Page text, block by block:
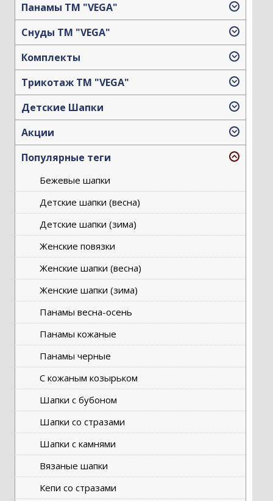
Панамы TM "VEGA"
Снуды ТМ "VEGA"
Комплекты
Трикотаж TM "VEGA"
Детские Шапки
Акции
Популярные теги
Бежевые шапки
Детские шапки (весна)
Детские шапки (зима)
Женские повязки
Женские шапки (весна)
Женские шапки (зима)
Панамы весна-осень
Панамы кожаные
Панамы черные
С кожаным козырьком
Шапки с бубоном
Шапки со стразами
Шапки с камнями
Вязаные шапки
Кепи со стразами